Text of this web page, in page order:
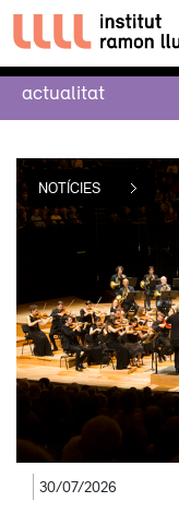
actualitat
/>
30/07/2026
NOTÍCIES
/> /> />/>